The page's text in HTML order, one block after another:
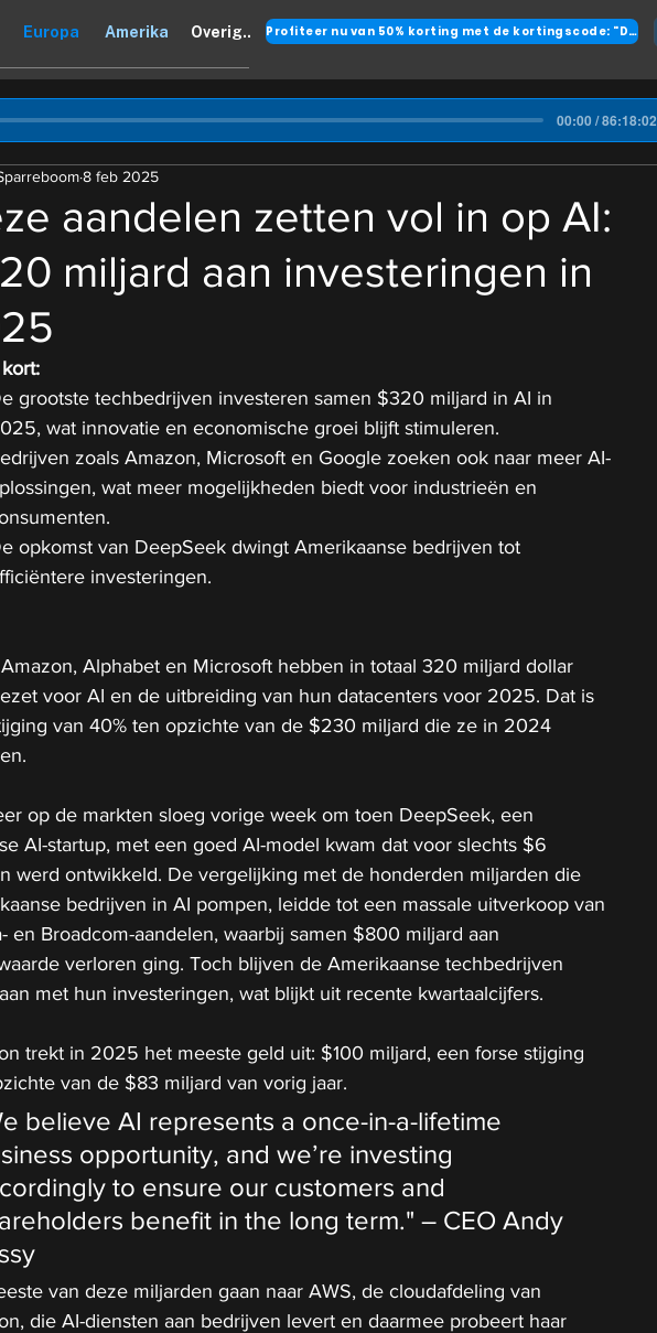
Europa Amerika Overig.. Profiteer nu van 50% korting met de kortingscode: "DANK"
00:00 / 86:18:02
aandelen zetten vol in op AI:
miljard aan investeringen in
8 feb 2025
grootste techbedrijven investeren samen $320 miljard in AI in
wat innovatie en economische groei blijft stimuleren.
zoals Amazon, Microsoft en Google zoeken ook naar meer AI-
wat meer mogelijkheden biedt voor industrieën en
opkomst van DeepSeek dwingt Amerikaanse bedrijven tot
investeringen.
Alphabet en Microsoft hebben in totaal 320 miljard dollar
voor AI en de uitbreiding van hun datacenters voor 2025. Dat is
van 40% ten opzichte van de $230 miljard die ze in 2024
op de markten sloeg vorige week om toen DeepSeek, een
AI-startup, met een goed AI-model kwam dat voor slechts $6
werd ontwikkeld. De vergelijking met de honderden miljarden die
bedrijven in AI pompen, leidde tot een massale uitverkoop van
en Broadcom-aandelen, waarbij samen $800 miljard aan
verloren ging. Toch blijven de Amerikaanse techbedrijven
met hun investeringen, wat blijkt uit recente kwartaalcijfers.
trekt in 2025 het meeste geld uit: $100 miljard, een forse stijging
van de $83 miljard van vorig jaar.
believe AI represents a once-in-a-lifetime
opportunity, and we’re investing
to ensure our customers and
benefit in the long term." – CEO Andy
van deze miljarden gaan naar AWS, de cloudafdeling van
die AI-diensten aan bedrijven levert en daarmee probeert haar